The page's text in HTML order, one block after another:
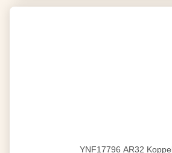
YNF17796 AR32